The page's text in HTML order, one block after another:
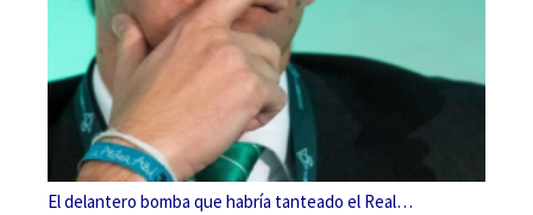
El delantero bomba que habría tanteado el Real…